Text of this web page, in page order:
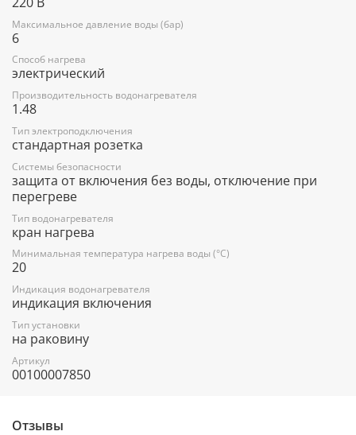
Максимальное давление воды (бар)
6
Способ нагрева
электрический
Производительность водонагревателя
1.48
Тип электроподключения
стандартная розетка
Системы безопасности
защита от включения без воды, отключение при
перегреве
Тип водонагревателя
кран нагрева
Минимальная температура нагрева воды (°C)
20
Индикация водонагревателя
индикация включения
Тип установки
на раковину
Артикул
00100007850
Отзывы